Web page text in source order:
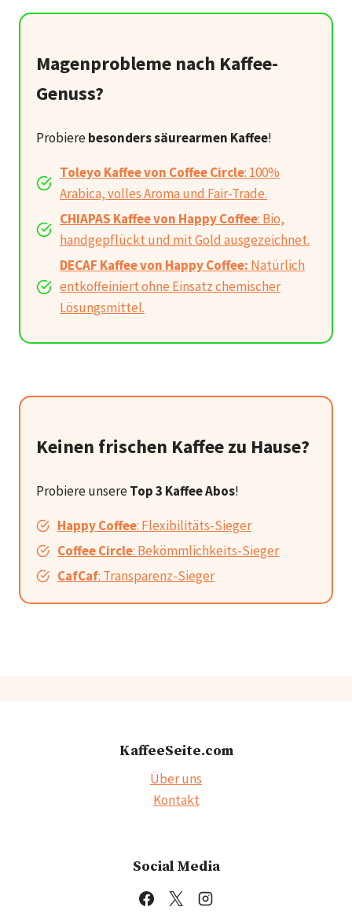
Magenprobleme nach Kaffee-
Genuss?
Probierebesonders säurearmen Kaffee!
Toleyo Kaffee von Coffee Circle: 100%
Arabica, volles Aroma und Fair-Trade.
CHIAPAS Kaffee von Happy Coffee: Bio,
handgepflückt und mit Gold ausgezeichnet.
DECAF Kaffee von Happy Coffee: Natürlich
entkoffeiniert ohne Einsatz chemischer
Lösungsmittel.
Keinen frischen Kaffee zu Hause?
Probiere unsereTop 3 Kaffee Abos!
Happy Coffee: Flexibilitäts-Sieger
Coffee Circle: Bekömmlichkeits-Sieger
CafCaf: Transparenz-Sieger
KaffeeSeite.com
Über uns
Kontakt
Social Media